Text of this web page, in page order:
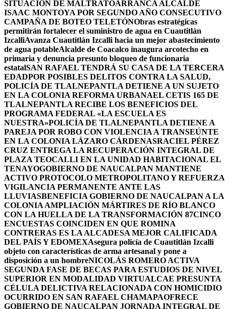
SITUACIÓN DE MALTRATOARRANCA ALCALDE
ISAAC MONTOYA POR SEGUNDO AÑO CONSECUTIVO
CAMPAÑA DE BOTEO TELETÓNObras estratégicas
permitirán fortalecer el suministro de agua en Cuautitlán
IzcalliAvanza Cuautitlán Izcalli hacia un mejor abastecimiento
de agua potableAlcalde de Coacalco inaugura arcotecho en
primaria y denuncia presunto bloqueo de funcionaria
estatalSAN RAFAEL TENDRÁ SU CASA DE LA TERCERA
EDADPOR POSIBLES DELITOS CONTRA LA SALUD,
POLICÍA DE TLALNEPANTLA DETIENE A UN SUJETO
EN LA COLONIA REFORMA URBANAEL CETIS 165 DE
TLALNEPANTLA RECIBE LOS BENEFICIOS DEL
PROGRAMA FEDERAL «LA ESCUELA ES
NUESTRA»POLICÍA DE TLALNEPANTLA DETIENE A
PAREJA POR ROBO CON VIOLENCIA A TRANSEÚNTE
EN LA COLONIA LÁZARO CÁRDENASRACIEL PÉREZ
CRUZ ENTREGA LA RECUPERACIÓN INTEGRAL DE
PLAZA TEOCALLI EN LA UNIDAD HABITACIONAL EL
TENAYOGOBIERNO DE NAUCALPAN MANTIENE
ACTIVO PROTOCOLO METROPOLITANO Y REFUERZA
VIGILANCIA PERMANENTE ANTE LAS
LLUVIASBENEFICIA GOBIERNO DE NAUCALPAN A LA
COLONIA AMPLIACIÓN MÁRTIRES DE RÍO BLANCO
CON LA HUELLA DE LA TRANSFORMACIÓN 87CINCO
ENCUESTAS COINCIDEN EN QUE ROMINA
CONTRERAS ES LA ALCADESA MEJOR CALIFICADA
DEL PAÍS Y EDOMEXAsegura policía de Cuautitlán Izcalli
objeto con características de arma artesanal y pone a
disposición a un hombreNICOLÁS ROMERO ACTIVA
SEGUNDA FASE DE BECAS PARA ESTUDIOS DE NIVEL
SUPERIOR EN MODALIDAD VIRTUALCAE PRESUNTA
CÉLULA DELICTIVA RELACIONADA CON HOMICIDIO
OCURRIDO EN SAN RAFAEL CHAMAPAOFRECE
GOBIERNO DE NAUCALPAN JORNADA INTEGRAL DE